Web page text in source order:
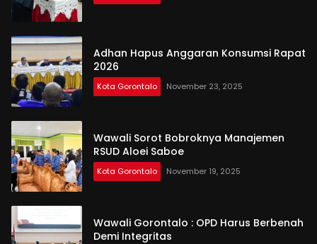
Adhan Hapus Anggaran Konsumsi Rapat
2026
Kota Gorontalo November 23, 2025
Wawali Sorot Bobroknya Manajemen
RSUD Aloei Saboe
Kota Gorontalo November 19, 2025
Wawali Gorontalo : OPD Harus Berbenah
Demi Integritas